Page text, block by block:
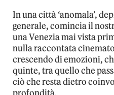
In una città ‘anomala’,
generale, comincia il
una Venezia mai vista
nulla raccontata
crescendo di emozioni,
quinte, tra quello che
ciò che resta dietro